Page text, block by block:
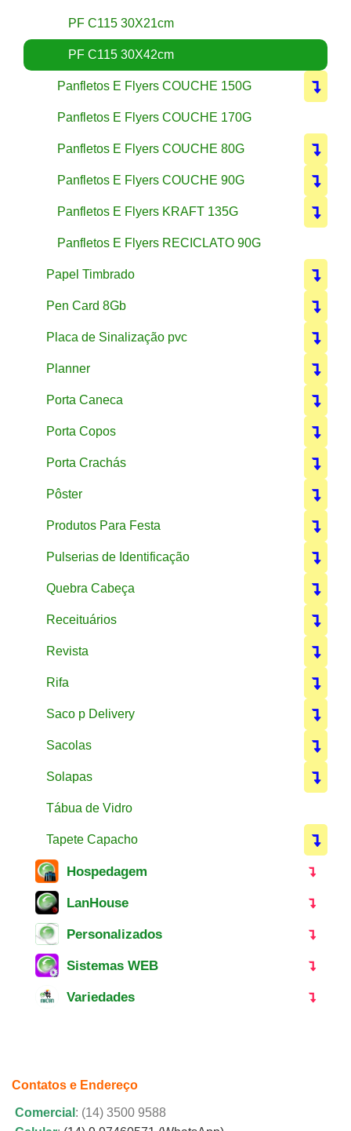
PF C115 30X21cm
PF C115 30X42cm
Panfletos E Flyers COUCHE 150G
Panfletos E Flyers COUCHE 170G
Panfletos E Flyers COUCHE 80G
Panfletos E Flyers COUCHE 90G
Panfletos E Flyers KRAFT 135G
Panfletos E Flyers RECICLATO 90G
Papel Timbrado
Pen Card 8Gb
Placa de Sinalização pvc
Planner
Porta Caneca
Porta Copos
Porta Crachás
Pôster
Produtos Para Festa
Pulserias de Identificação
Quebra Cabeça
Receituários
Revista
Rifa
Saco p Delivery
Sacolas
Solapas
Tábua de Vidro
Tapete Capacho
Hospedagem
LanHouse
Personalizados
Sistemas WEB
Variedades
Contatos e Endereço
Comercial : (14) 3500 9588